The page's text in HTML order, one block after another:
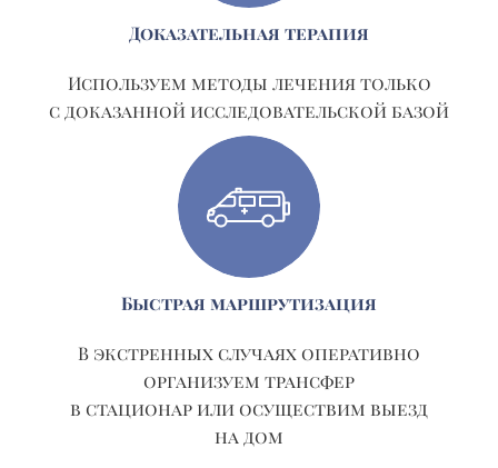
Доказательная терапия
Используем методы лечения только
с доказанной исследовательской базой
Быстрая маршрутизация
В экстренных случаях оперативно
организуем трансфер
в стационар или осуществим выезд
на дом